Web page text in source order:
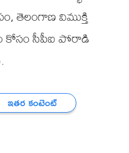
తెలంగాణ విముక్తి
కోసం సీపీఐ పోరాడి
ఇతర కంటెంట్